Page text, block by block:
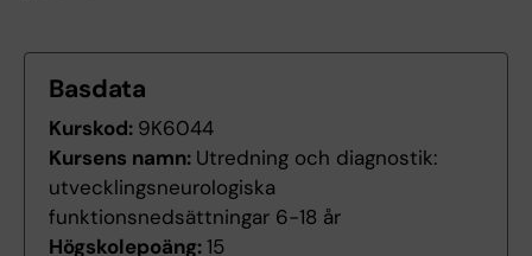
Basdata
Kurskod: 9K6044
Kursens namn: Utredning och diagnostik:
utvecklingsneurologiska
funktionsnedsättningar 6-18 år
Högskolepoäng:15